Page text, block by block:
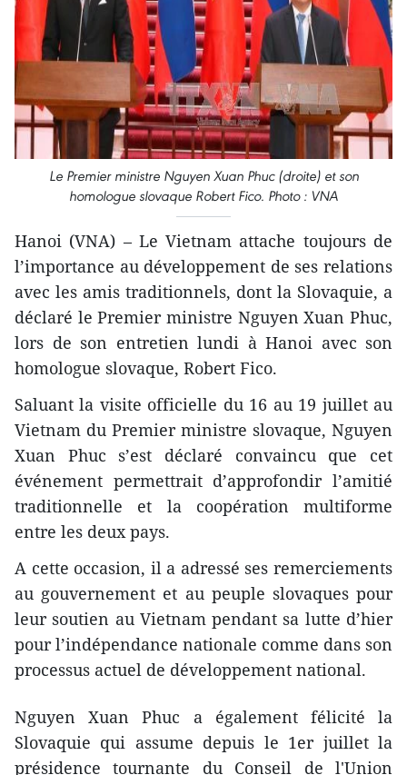
Le Premier ministre Nguyen Xuan Phuc (droite) et son
homologue slovaque Robert Fico. Photo : VNA
Hanoi (VNA) – Le Vietnam attache toujours de
l’importance au développement de ses relations
avec les amis traditionnels, dont la Slovaquie, a
déclaré le Premier ministre Nguyen Xuan Phuc,
lors de son entretien lundi à Hanoi avec son
homologue slovaque, Robert Fico.
Saluant la visite officielle du 16 au 19 juillet au
Vietnam du Premier ministre slovaque, Nguyen
Xuan Phuc s’est déclaré convaincu que cet
événement permettrait d’approfondir l’amitié
traditionnelle et la coopération multiforme
entre les deux pays.
A cette occasion, il a adressé ses remerciements
au gouvernement et au peuple slovaques pour
leur soutien ​au Vietnam pendant ​sa lutte d’hier
pour l’indépendance nationale comme dans son
processus actuel de développement national.
Nguyen Xuan Phuc a également félicité la
Slovaquie qui assume depuis le 1er juillet la
présidence tournante du Conseil de l'Union